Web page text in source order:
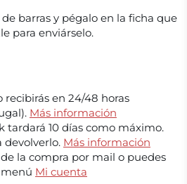
barras y pégalo en la ficha que
para enviárselo.
recibirás en 24/48 horas
Más información
tardará 10 días como máximo.
devolverlo. Más información
la compra por mail o puedes
Mi cuenta